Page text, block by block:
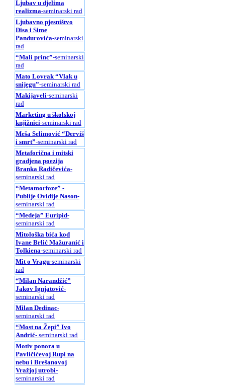
Ljubav u djelima
realizma-seminarski rad
Ljubavno pjesništvo
Disa i Sime
Pandurovića-seminarski
rad
“Mali princ”-seminarski
rad
Mato Lovrak “Vlak u
snijegu”-seminarski rad
Makijaveli-seminarski
rad
Marketing u školskoj
knjižnici-seminarski rad
Meša Selimović “Derviš
i smrt”-seminarski rad
Metaforična i mitski
gradjena poezija
Branka Radičevića-
seminarski rad
“Metamorfoze” -
Publije Ovidije Nason-
seminarski rad
“Medeja” Euripid-
seminarski rad
Mitološka bića kod
Ivane Brlić Mažuranić i
Tolkiena-seminarski rad
Mit o Vragu-seminarski
rad
“Milan Narandžić”
Jakov Ignjatović-
seminarski rad
Milan Dedinac-
seminarski rad
“Most na Žepi” Ivo
Andrić- seminarski rad
Motiv ponora u
Pavličićevoj Rupi na
nebu i Brešanovoj
Vražjoj utrobi-
seminarski rad